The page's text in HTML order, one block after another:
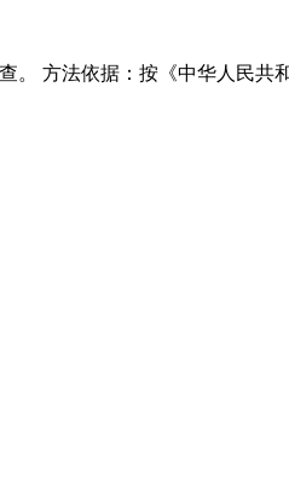
方法依据：按《中华人民共